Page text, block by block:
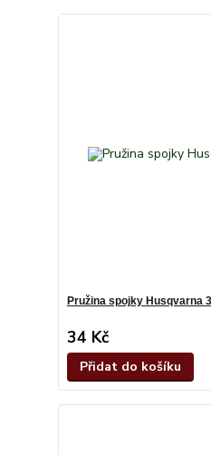
Pružina spojky Husqvarna
34 Kč
Přidat do košíku